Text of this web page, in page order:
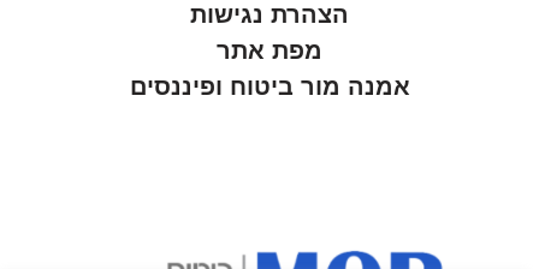
הצהרת נגישות
מפת אתר
אמנה מור ביטוח ופיננסים